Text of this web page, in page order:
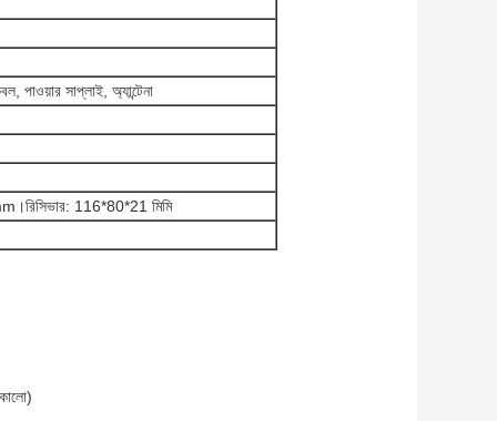
পাওয়ার সাপ্লাই, অ্যান্টেনা
116*80*21 মিমি